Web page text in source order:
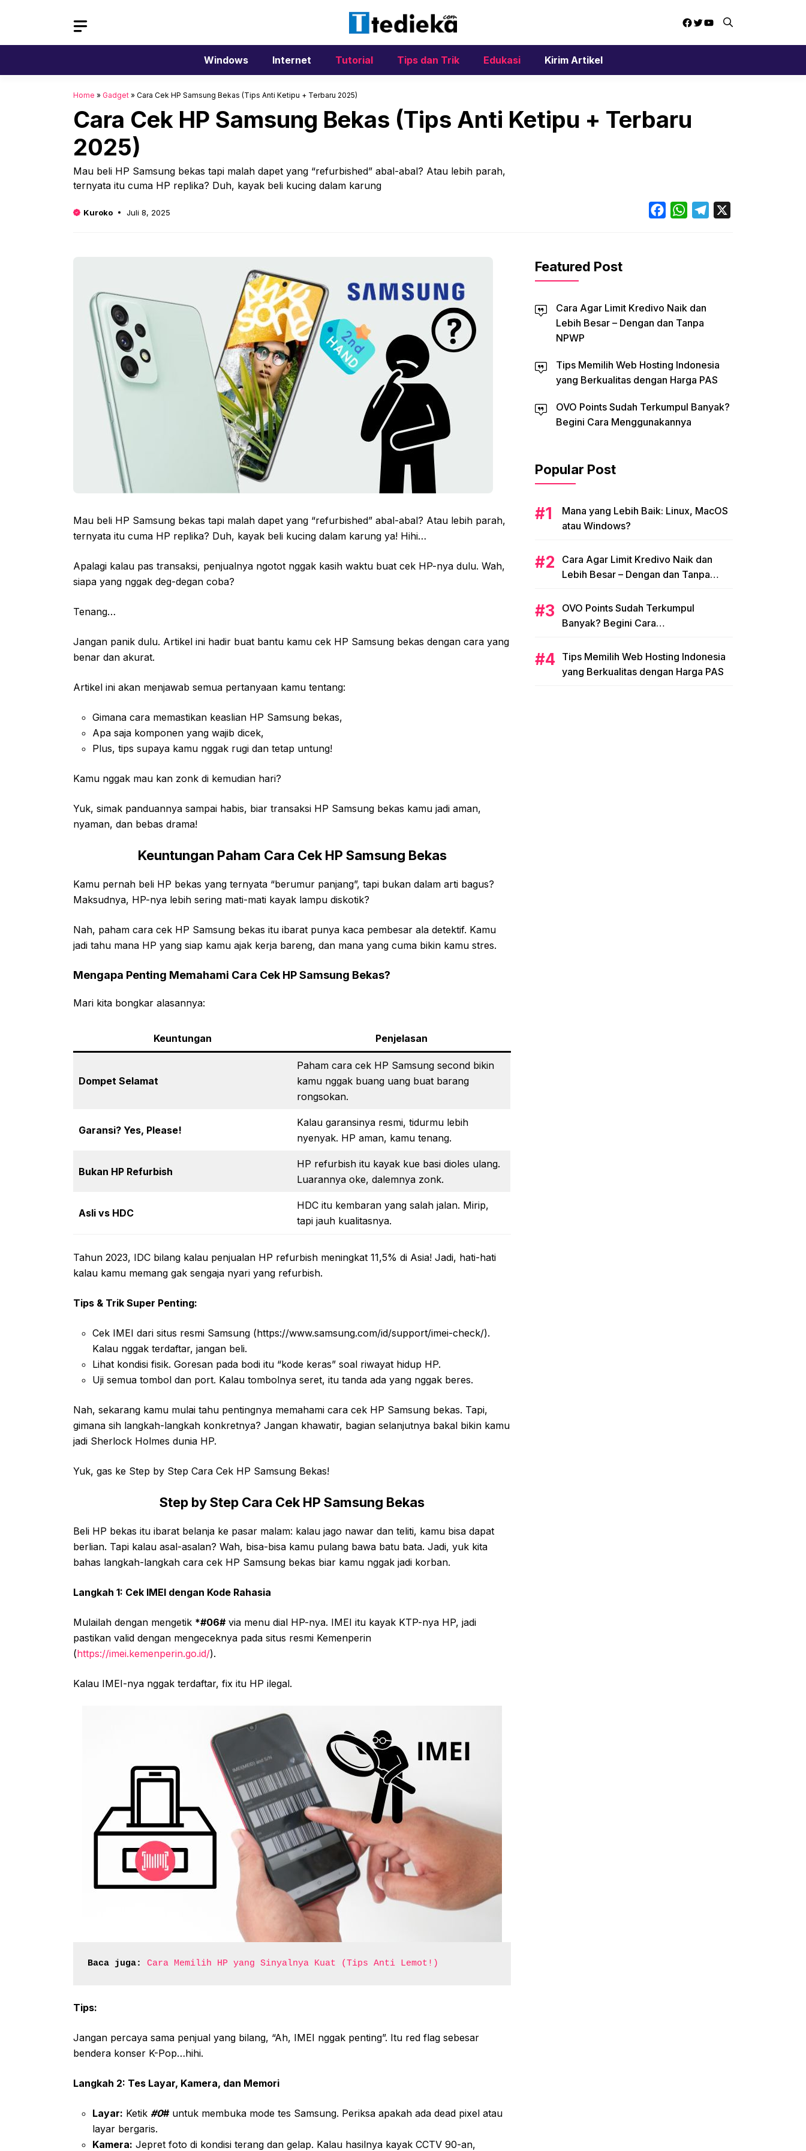
Facebook
Twitter
YouTube
Windows Internet Tutorial Tips dan Trik Edukasi Kirim Artikel
Home » Gadget » Cara Cek HP Samsung Bekas (Tips Anti Ketipu + Terbaru 2025)
Cara Cek HP Samsung Bekas (Tips Anti Ketipu + Terbaru
2025)
Mau beli HP Samsung bekas tapi malah dapet yang “refurbished” abal-abal? Atau lebih parah,
ternyata itu cuma HP replika? Duh, kayak beli kucing dalam karung
Kuroko Juli 8, 2025 FacebookWhatsAppTelegram
Mau beli HP Samsung bekas tapi malah dapet yang “refurbished” abal-abal? Atau lebih parah,
ternyata itu cuma HP replika? Duh, kayak beli kucing dalam karung ya! Hihi…
Apalagi kalau pas transaksi, penjualnya ngotot nggak kasih waktu buat cek HP-nya dulu. Wah,
siapa yang nggak deg-degan coba?
Tenang…
Jangan panik dulu. Artikel ini hadir buat bantu kamu cek HP Samsung bekas dengan cara yang
benar dan akurat.
Artikel ini akan menjawab semua pertanyaan kamu tentang:
Gimana cara memastikan keaslian HP Samsung bekas,
Apa saja komponen yang wajib dicek,
Plus, tips supaya kamu nggak rugi dan tetap untung!
Kamu nggak mau kan zonk di kemudian hari?
Yuk, simak panduannya sampai habis, biar transaksi HP Samsung bekas kamu jadi aman,
nyaman, dan bebas drama!
Keuntungan Paham Cara Cek HP Samsung Bekas
Kamu pernah beli HP bekas yang ternyata “berumur panjang”, tapi bukan dalam arti bagus?
Maksudnya, HP-nya lebih sering mati-mati kayak lampu diskotik?
Nah, paham cara cek HP Samsung bekas itu ibarat punya kaca pembesar ala detektif. Kamu
jadi tahu mana HP yang siap kamu ajak kerja bareng, dan mana yang cuma bikin kamu stres.
Mengapa Penting Memahami Cara Cek HP Samsung Bekas?
Mari kita bongkar alasannya:
Keuntungan Penjelasan
Dompet Selamat
Paham cara cek HP Samsung second bikin
kamu nggak buang uang buat barang
rongsokan.
Garansi? Yes, Please!
Kalau garansinya resmi, tidurmu lebih
nyenyak. HP aman, kamu tenang.
Bukan HP Refurbish
HP refurbish itu kayak kue basi dioles ulang.
Luarannya oke, dalemnya zonk.
Asli vs HDC
HDC itu kembaran yang salah jalan. Mirip,
tapi jauh kualitasnya.
Tahun 2023, IDC bilang kalau penjualan HP refurbish meningkat 11,5% di Asia! Jadi, hati-hati
kalau kamu memang gak sengaja nyari yang refurbish.
Tips & Trik Super Penting:
Cek IMEI dari situs resmi Samsung (https://www.samsung.com/id/support/imei-check/).
Kalau nggak terdaftar, jangan beli.
Lihat kondisi fisik. Goresan pada bodi itu “kode keras” soal riwayat hidup HP.
Uji semua tombol dan port. Kalau tombolnya seret, itu tanda ada yang nggak beres.
Nah, sekarang kamu mulai tahu pentingnya memahami cara cek HP Samsung bekas. Tapi,
gimana sih langkah-langkah konkretnya? Jangan khawatir, bagian selanjutnya bakal bikin kamu
jadi Sherlock Holmes dunia HP.
Yuk, gas ke Step by Step Cara Cek HP Samsung Bekas!
Step by Step Cara Cek HP Samsung Bekas
Beli HP bekas itu ibarat belanja ke pasar malam: kalau jago nawar dan teliti, kamu bisa dapat
berlian. Tapi kalau asal-asalan? Wah, bisa-bisa kamu pulang bawa batu bata. Jadi, yuk kita
bahas langkah-langkah cara cek HP Samsung bekas biar kamu nggak jadi korban.
Langkah 1: Cek IMEI dengan Kode Rahasia
Mulailah dengan mengetik *#06#via menu dial HP-nya. IMEI itu kayak KTP-nya HP, jadi
pastikan valid dengan mengeceknya pada situs resmi Kemenperin
(https://imei.kemenperin.go.id/).
Kalau IMEI-nya nggak terdaftar, fix itu HP ilegal.
Baca juga: Cara Memilih HP yang Sinyalnya Kuat (Tips Anti Lemot!)
Tips:
Jangan percaya sama penjual yang bilang, “Ah, IMEI nggak penting”. Itu red flag sebesar
bendera konser K-Pop…hihi.
Langkah 2: Tes Layar, Kamera, dan Memori
Layar: Ketik #0#untuk membuka mode tes Samsung. Periksa apakah ada dead pixel atau
layar bergaris.
Kamera: Jepret foto di kondisi terang dan gelap. Kalau hasilnya kayak CCTV 90-an,
Featured Post
Cara Agar Limit Kredivo Naik dan
Lebih Besar – Dengan dan Tanpa
NPWP
Tips Memilih Web Hosting Indonesia
yang Berkualitas dengan Harga PAS
OVO Points Sudah Terkumpul Banyak?
Begini Cara Menggunakannya
Popular Post
Mana yang Lebih Baik: Linux, MacOS
atau Windows?
Cara Agar Limit Kredivo Naik dan
Lebih Besar – Dengan dan Tanpa
OVO Points Sudah Terkumpul
Banyak? Begini Cara
Tips Memilih Web Hosting Indonesia
yang Berkualitas dengan Harga PAS